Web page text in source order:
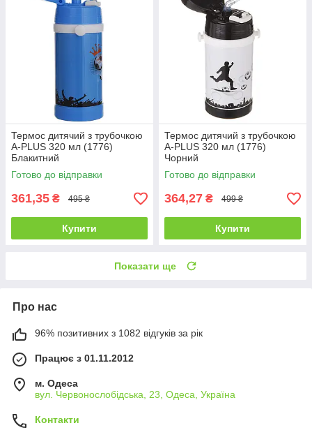
Термос дитячий з трубочкою
A-PLUS 320 мл (1776)
Блакитний
Готово до відправки
361,35 ₴ 495 ₴
Купити
Термос дитячий з трубочкою
A-PLUS 320 мл (1776)
Чорний
Готово до відправки
364,27 ₴ 499 ₴
Купити
Показати ще
Про нас
96% позитивних з 1082 відгуків за рік
Працює з 01.11.2012
м. Одеса
вул. Червонослобідська, 23, Одеса, Україна
Контакти